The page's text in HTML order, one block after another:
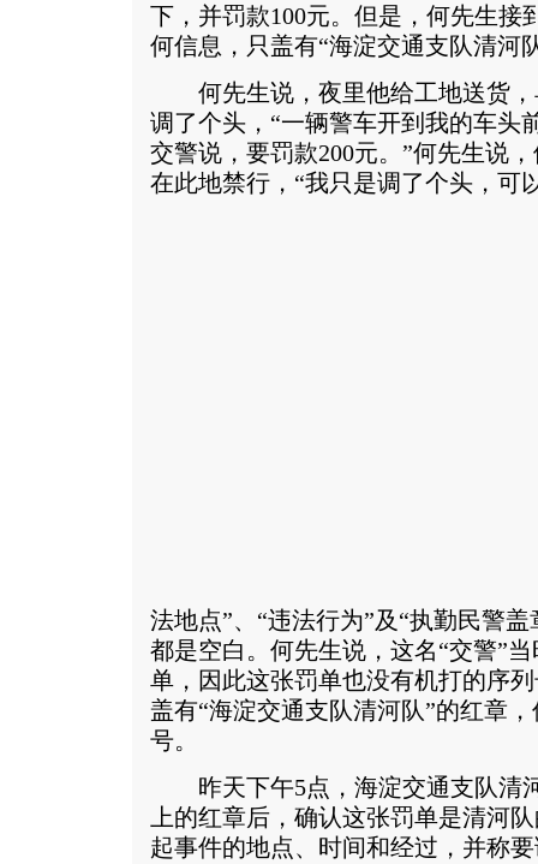
下，并罚款100元。但是，何先生接
何信息，只盖有“海淀交通支队清河
何先生说，夜里他给工地送货，
调了个头，“一辆警车开到我的车头
交警说，要罚款200元。”何先生说
在此地禁行，“我只是调了个头，可
法地点”、“违法行为”及“执勤民警
都是空白。何先生说，这名“交警”
单，因此这张罚单也没有机打的序
盖有“海淀交通支队清河队”的红章
号。
昨天下午5点，海淀交通支队清
上的红章后，确认这张罚单是清河
起事件的地点、时间和经过，并称